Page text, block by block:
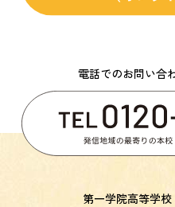
電話でのお問い合
第一学院高等学